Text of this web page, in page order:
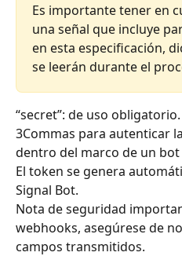
Es importante tener en
una señal que incluye
en esta especificación,
se leerán durante el
“secret”: de uso
3Commas para autenticar
dentro del marco de un
El token se genera
Signal Bot.
Nota de seguridad
webhooks, asegúrese de
campos transmitidos.